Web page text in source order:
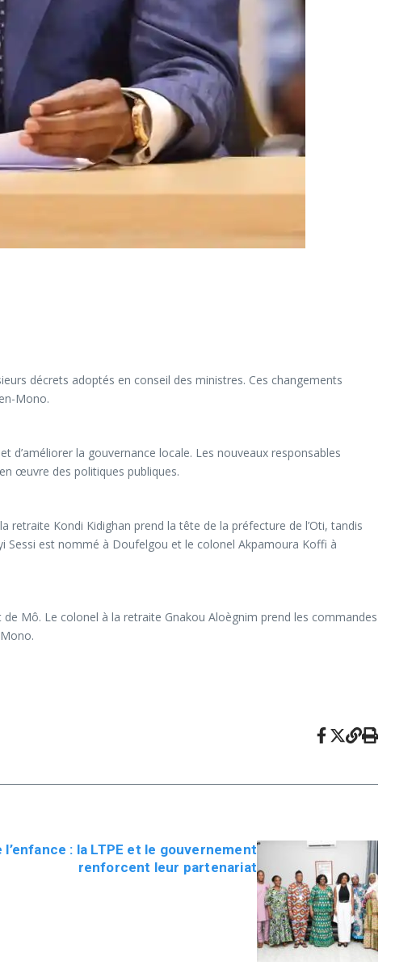
décrets adoptés en conseil des ministres. Ces changements
Mono.
d’améliorer la gouvernance locale. Les nouveaux responsables
œuvre des politiques publiques.
Kondi Kidighan prend la tête de la préfecture de l’Oti, tandis
Sessi est nommé à Doufelgou et le colonel Akpamoura Koffi à
Mô. Le colonel à la retraite Gnakou Aloègnim prend les commandes
: la LTPE et le gouvernement
renforcent leur partenariat